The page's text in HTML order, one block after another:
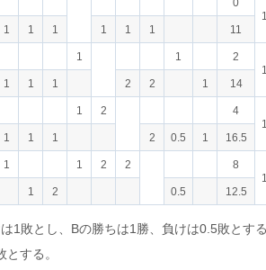
1 1 1 1 1 1 11
1 1
2
1 1 1 2 2 1 14
1 2
4
1 1 1 2 0.5 1 16.5
1 1 2 2
8
1 2 0.5 12.5
敗とし、Bの勝ちは1勝、負けは0.5敗とする
する。